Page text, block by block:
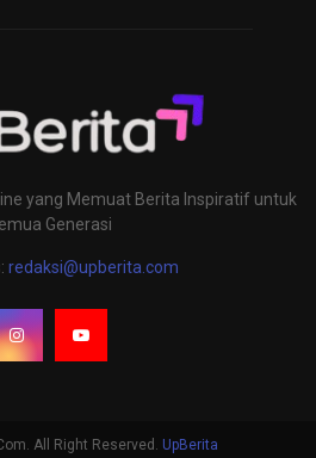
yang Memuat Berita Inspiratif untuk
Generasi
redaksi@upberita.com
All Right Reserved. UpBerita